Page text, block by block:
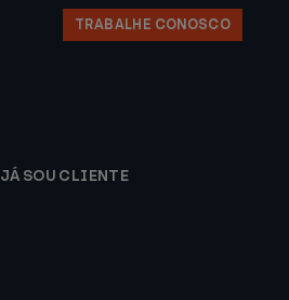
TRABALHE CONOSCO
JÁ SOU CLIENTE